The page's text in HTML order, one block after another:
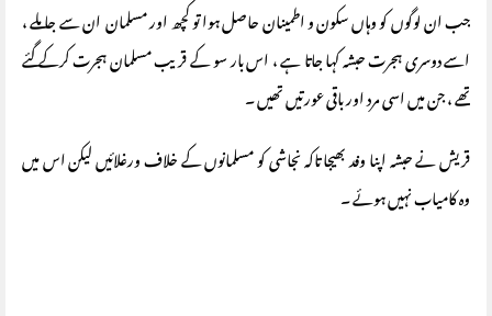
جب ان لوگوں کو وہاں سکون و اطمینان حاصل ہوا تو کچھ اور مسلمان ان سے جا ملے ،
اسے دوسری ہجرت حبشہ کہا جاتا ہے ، اس بار سو کے قریب مسلمان ہجرت کرکے گئے
تھے ، جن میں اسی مرد اور باقی عورتیں تھیں ۔
قریش نے حبشہ اپنا وفد بھیجا تاکہ نجاشی کو مسلمانوں کے خلاف ورغلائیں لیکن اس میں
وہ کامیاب نہیں ہوئے ۔